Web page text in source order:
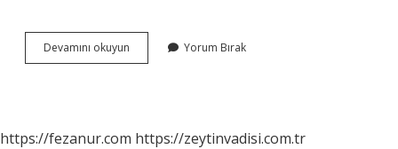
Devamını okuyun
Böreği
Yorum Bırak
https://fezanur.com https://zeytinvadisi.com.tr